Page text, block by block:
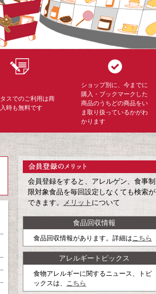
スでのご利用は商
時も無料です
ショップ別に、今までに
購入・ブックマークした
商品のうちどの商品をい
ま取り扱っているかがわ
かります
会員登録をすると、アレルゲン、食事制
限対象食品を毎回設定しなくても検索が
できます。メリットについて
食品回収情報
食品回収情報があります。詳細は こちら
アレルギートピックス
食物アレルギーに関するニュース、トピ
ックスは、
こちら